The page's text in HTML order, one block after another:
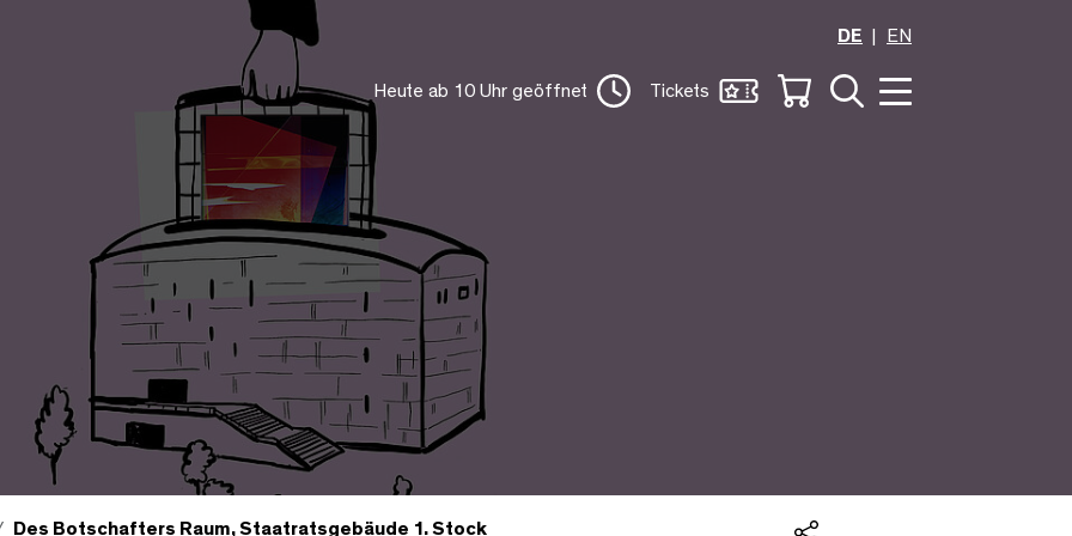
DE
EN
Heute ab 10 Uhr geöffnet Tickets
Des Botschafters Raum, Staatratsgebäude 1. Stock